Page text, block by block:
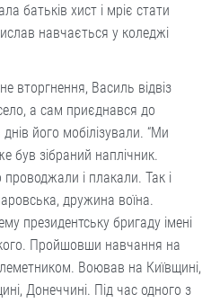
батьків хист і мріє стати
навчається у коледжі
вторгнення, Василь відвіз
а сам приєднався до
його мобілізували. “Ми
був зібраний наплічник.
і плакали. Так і
дружина воїна.
президентську бригаду імені
Пройшовши навчання на
Воював на Київщині,
Донеччині. Під час одного з